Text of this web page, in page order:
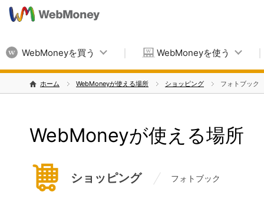
WebMoneyを買う WebMoneyを使う
ホーム WebMoneyが使える場所 ショッピング フォトブック
WebMoneyが使える場所
ショッピング フォトブック